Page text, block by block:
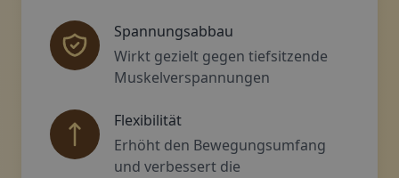
Spannungsabbau
Wirkt gezielt gegen tiefsitzende
Muskelverspannungen
Flexibilität
Erhöht den Bewegungsumfang
und verbessert die